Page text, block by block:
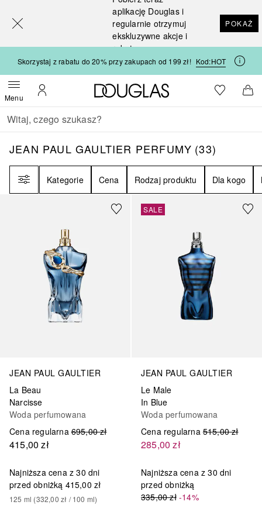
aplikację Douglas i
regularnie otrzymuj
ekskluzywne akcje i
rabaty
POKAŻ
Skorzystaj z rabatu do 20% przy zakupach od 199 zł! Kod:HOT
MenuOtwórz menuMoje konto
Strona główna Douglas
Do listyDo
Wracać
Wykonaj wyszukiwanie
JEAN PAUL GAULTIER PERFUMY33
JEAN PAUL GAULTIER PERFUMY (33)
Kategorie Cena Rodzaj produktu Dla kogo
JEAN PAUL GAULTIER
La Beau
Narcisse
Woda perfumowana
Cena regularna 695,00 zł
415,00 zł
Najniższa cena z 30 dni
przed obniżką 415,00 zł
125 ml (332,00 zł / 100 ml)
JEAN PAUL GAULTIER
Le Male
In Blue
Woda perfumowana
Cena regularna 515,00 zł
285,00 zł
Najniższa cena z 30 dni
przed obniżką
335,00 zł-14%
SALE
[navigation.slideout.screenreader]